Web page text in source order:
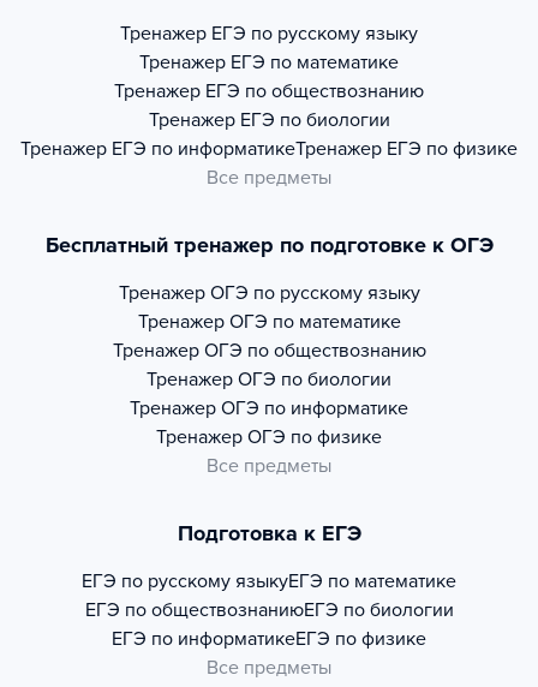
Тренажер ЕГЭ по русскому языку
Тренажер ЕГЭ по математике
Тренажер ЕГЭ по обществознанию
Тренажер ЕГЭ по биологии
Тренажер ЕГЭ по информатикеТренажер ЕГЭ по физике
Все предметы
Бесплатный тренажер по подготовке к ОГЭ
Тренажер ОГЭ по русскому языку
Тренажер ОГЭ по математике
Тренажер ОГЭ по обществознанию
Тренажер ОГЭ по биологии
Тренажер ОГЭ по информатике
Тренажер ОГЭ по физике
Все предметы
Подготовка к ЕГЭ
ЕГЭ по русскому языкуЕГЭ по математике
ЕГЭ по обществознаниюЕГЭ по биологии
ЕГЭ по информатикеЕГЭ по физике
Все предметы